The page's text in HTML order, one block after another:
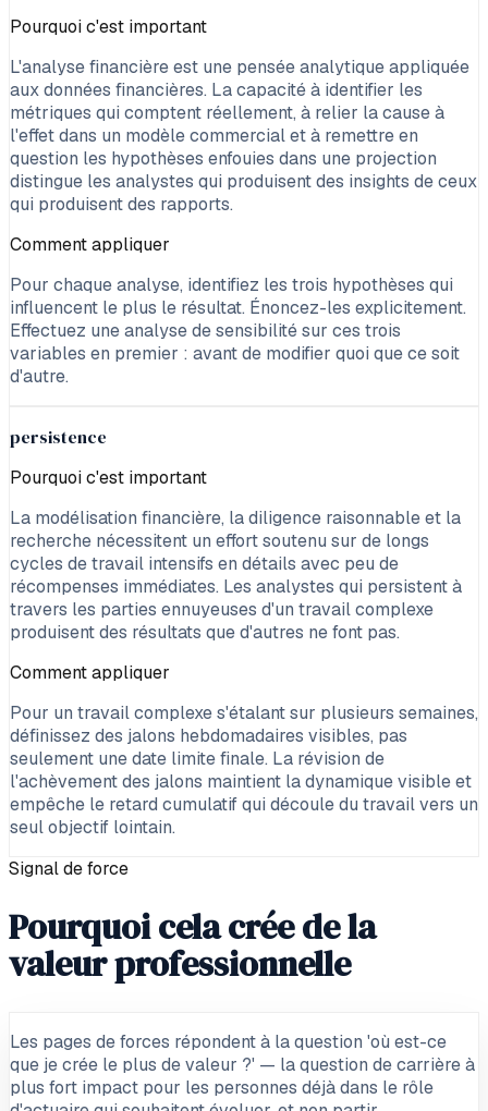
Pourquoi c'est important
L'analyse financière est une pensée analytique appliquée
aux données financières. La capacité à identifier les
métriques qui comptent réellement, à relier la cause à
l'effet dans un modèle commercial et à remettre en
question les hypothèses enfouies dans une projection
distingue les analystes qui produisent des insights de ceux
qui produisent des rapports.
Comment appliquer
Pour chaque analyse, identifiez les trois hypothèses qui
influencent le plus le résultat. Énoncez-les explicitement.
Effectuez une analyse de sensibilité sur ces trois
variables en premier : avant de modifier quoi que ce soit
d'autre.
persistence
Pourquoi c'est important
La modélisation financière, la diligence raisonnable et la
recherche nécessitent un effort soutenu sur de longs
cycles de travail intensifs en détails avec peu de
récompenses immédiates. Les analystes qui persistent à
travers les parties ennuyeuses d'un travail complexe
produisent des résultats que d'autres ne font pas.
Comment appliquer
Pour un travail complexe s'étalant sur plusieurs semaines,
définissez des jalons hebdomadaires visibles, pas
seulement une date limite finale. La révision de
l'achèvement des jalons maintient la dynamique visible et
empêche le retard cumulatif qui découle du travail vers un
seul objectif lointain.
Signal de force
Pourquoi cela crée de la
valeur professionnelle
Les pages de forces répondent à la question 'où est-ce
que je crée le plus de valeur ?' — la question de carrière à
plus fort impact pour les personnes déjà dans le rôle